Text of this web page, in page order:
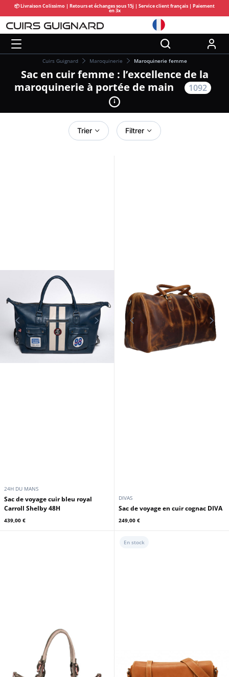
📦 Livraison Colissimo | Retours et échanges sous 15j | Service client français | Paiement
en 3x
Cuirs Guignard Maroquinerie Maroquinerie femme
Sac en cuir femme : l’excellence de la
maroquinerie à portée de main
1092
Trier Filtrer
24H DU MANS
Sac de voyage cuir bleu royal
Carroll Shelby 48H
439,00 €
DIVAS
Sac de voyage en cuir cognac DIVA
249,00 €
En stock